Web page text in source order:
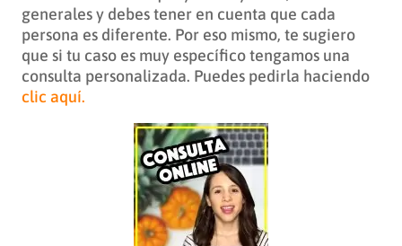
generales y debes tener en cuenta que cada
persona es diferente. Por eso mismo, te sugiero
que si tu caso es muy específico tengamos una
consulta personalizada. Puedes pedirla haciendo
clic aquí.